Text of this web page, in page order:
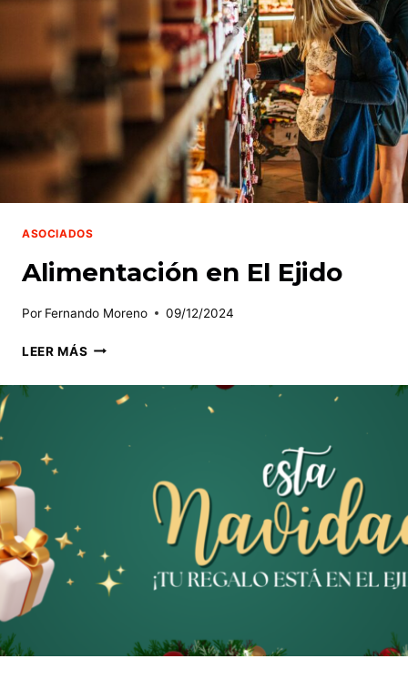
ASOCIADOS
Alimentación en El Ejido
Por Fernando Moreno 09/12/2024
LEER MÁS ALIMENTACIÓN
EL
EJIDO